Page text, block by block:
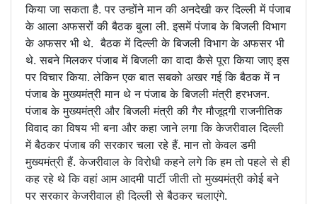
किया जा सकता है. पर उन्होंने मान की अनदेखी कर दिल्ली में पंजाब
के आला अफसरों की बैठक बुला ली. इसमें पंजाब के बिजली विभाग
के अफसर भी थे. बैठक में दिल्ली के बिजली विभाग के अफसर भी
थे. सबने मिलकर पंजाब में बिजली का वादा कैसे पूरा किया जाए इस
पर विचार किया. लेकिन एक बात सबको अखर गई कि बैठक में न
पंजाब के मुख्यमंत्री मान थे न पंजाब के बिजली मंत्री हरभजन.
पंजाब के मुख्यमंत्री और बिजली मंत्री की गैर मौजूदगी राजनीतिक
विवाद का विषय भी बना और कहा जाने लगा कि केजरीवाल दिल्ली
में बैठकर पंजाब की सरकार चला रहे हैं. मान तो केवल डमी
मुख्यमंत्री हैं. केजरीवाल के विरोधी कहने लगे कि हम तो पहले से ही
कह रहे थे कि वहां आम आदमी पार्टी जीती तो मुख्यमंत्री कोई बने
पर सरकार केजरीवाल ही दिल्ली से बैठकर चलाएंगे.